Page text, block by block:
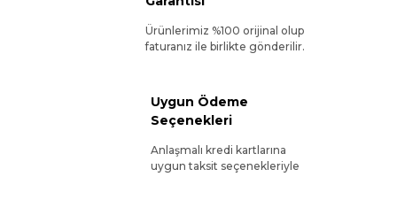
Ürünlerimiz %100 orijinal olup
faturanız ile birlikte gönderilir.
Uygun Ödeme
Seçenekleri
Anlaşmalı kredi kartlarına
uygun taksit seçenekleriyle